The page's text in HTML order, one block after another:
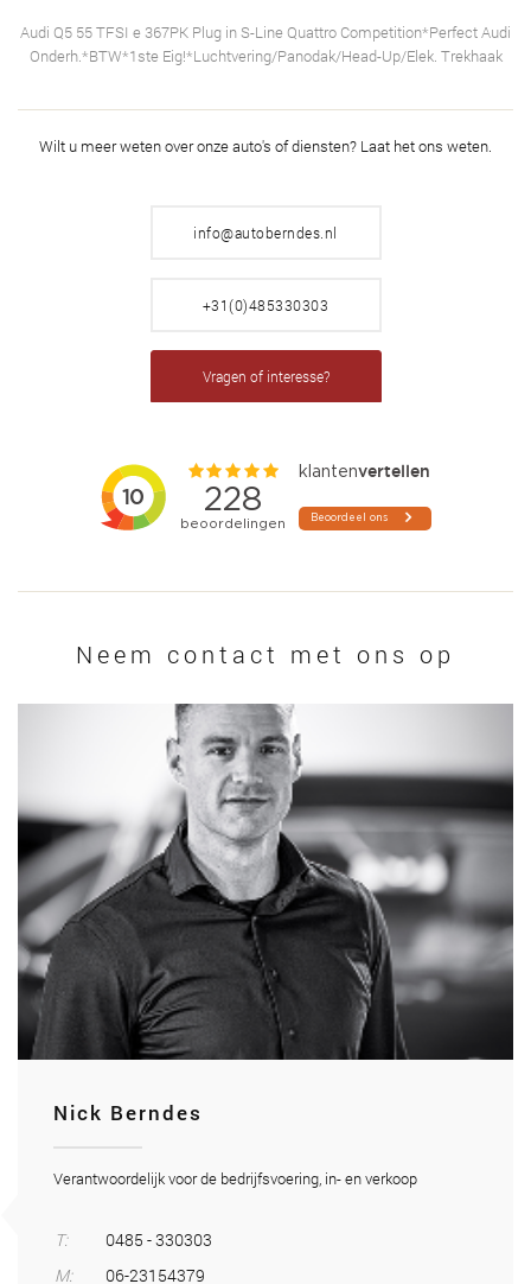
Audi Q5 55 TFSI e 367PK Plug in S-Line Quattro Competition*Perfect Audi
Onderh.*BTW*1ste Eig!*Luchtvering/Panodak/Head-Up/Elek. Trekhaak
Wilt u meer weten over onze auto's of diensten? Laat het ons weten.
info@autoberndes.nl
+31(0)485330303
Vragen of interesse?
Neem contact met ons op
Nick Berndes
Verantwoordelijk voor de bedrijfsvoering, in- en verkoop
T:
0485 - 330303
M:
06-23154379